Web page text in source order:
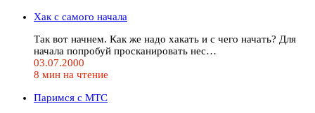
Хак с самого начала
Так вот начнем. Как же надо хакать и с чего начать? Для
начала попробуй просканировать нес…
03.07.2000
8 мин на чтение
Паримся с MTC